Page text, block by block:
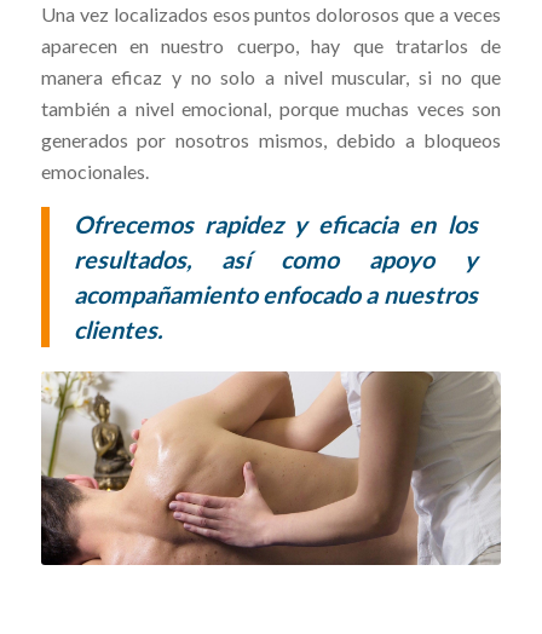
Una vez localizados esos puntos dolorosos que a veces
aparecen en nuestro cuerpo, hay que tratarlos de
manera eficaz y no solo a nivel muscular, si no que
también a nivel emocional, porque muchas veces son
generados por nosotros mismos, debido a bloqueos
emocionales.
Ofrecemos rapidez y eficacia en los
resultados, así como apoyo y
acompañamiento enfocado a nuestros
clientes.